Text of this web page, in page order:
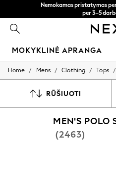
Dabar galiteGreičiau ir
MOKYKLINĖ APRANGA
SCHOOLWEAR
Shoes
Shirts
Polo Shirts
Sweatshirts & Jumpers
Home / Mens / Clothing / Tops /
RŪŠIUOTI
MEN'S POLO
(2463)